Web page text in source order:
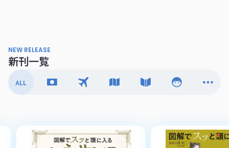
NEW RELEASE
新刊一覧
ALL